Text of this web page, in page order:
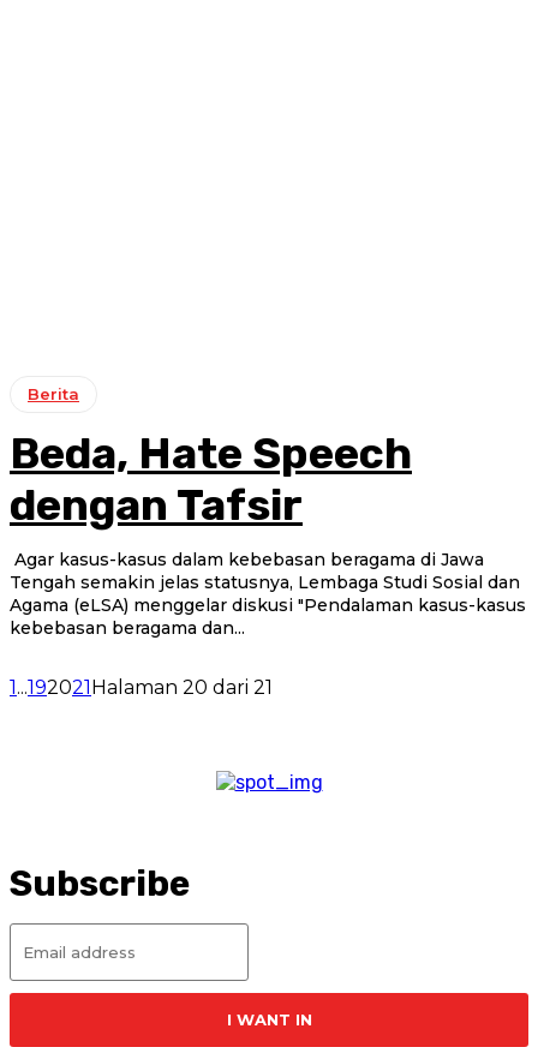
Berita
Beda, Hate Speech
dengan Tafsir
Agar kasus-kasus dalam kebebasan beragama di Jawa
Tengah semakin jelas statusnya, Lembaga Studi Sosial dan
Agama (eLSA) menggelar diskusi "Pendalaman kasus-kasus
kebebasan beragama dan...
1 ...192021 Halaman 20 dari 21
Subscribe
I WANT IN